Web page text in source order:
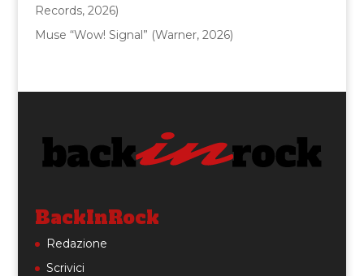
Records, 2026)
Muse “Wow! Signal” (Warner, 2026)
BackInRock
Redazione
Scrivici